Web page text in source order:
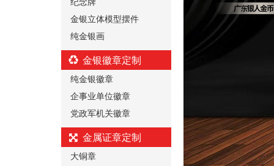
金银立体模型摆件
纯金银画
金银徽章定制
纯金银徽章
企事业单位徽章
党政军机关徽章
金属证章定制
大铜章